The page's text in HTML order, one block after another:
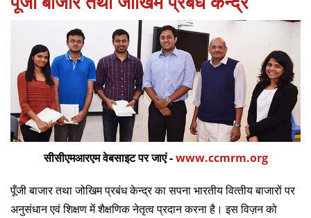
भाप्रसंबें के विषय में
कार्यपालक शिक्षा
उत्कृष्टता केंद्र
संकाय
अनुसंधान
सीसीएमआरएम वेबसाइट पर जाएं - www.ccmrm.org
पूँजी बाजार तथा जोखिम प्रबंध केन्‍द्र का सपना भारतीय वित्‍तीय बाजारों पर
अनुसंधान एवं शिक्षण में शैक्षणिक नेतृत्‍व प्रदान करना है। इस विज़न को